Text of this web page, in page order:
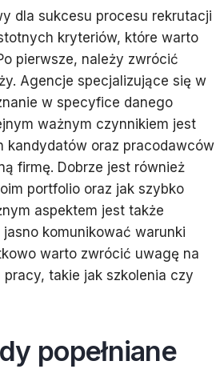
dla sukcesu procesu rekrutacji
kryteriów, które warto
pierwsze, należy zwrócić
Agencje specjalizujące się w
w specyfice danego
ważnym czynnikiem jest
kandydatów oraz pracodawców
firmę. Dobrze jest również
portfolio oraz jak szybko
aspektem jest także
komunikować warunki
warto zwrócić uwagę na
takie jak szkolenia czy
popełniane